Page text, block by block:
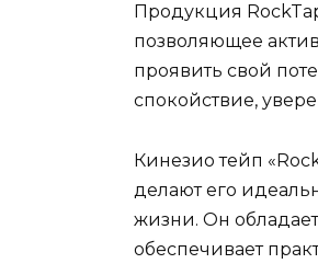
Продукция
позволяющее
проявить свой
спокойствие,
Кинезио тейп
делают его
жизни. Он
обеспечивает